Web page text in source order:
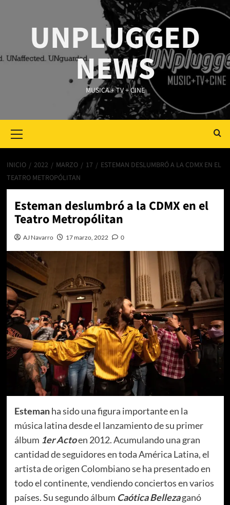
UNPLUGGED
NEWS
MUSICA + TV + CINE
Menu
INICIO 2022 MARZO 17
ESTEMAN DESLUMBRÓ A LA CDMX EN EL
TEATRO METROPÓLITAN
Esteman deslumbró a la CDMX en el
Teatro Metropólitan
AJ Navarro 17 marzo, 2022 0
Estemanha sido una figura importante en la
música latina desde el lanzamiento de su primer
álbum 1er Actoen 2012. Acumulando una gran
cantidad de seguidores en toda América Latina, el
artista de origen Colombiano se ha presentado en
todo el continente, vendiendo conciertos en varios
países. Su segundo álbum Caótica Bellezaganó